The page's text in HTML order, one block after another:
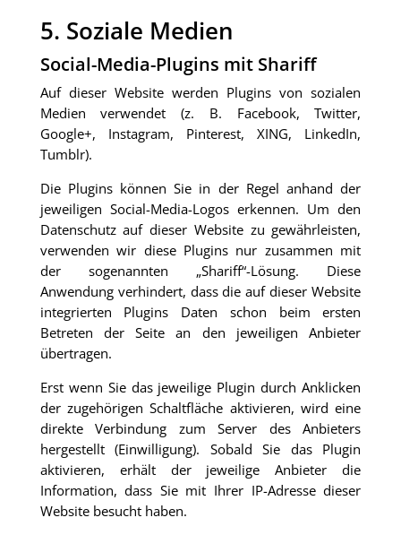
5. Soziale Medien
Social-Media-Plugins mit Shariff
Auf dieser Website werden Plugins von sozialen
Medien verwendet (z. B. Facebook, Twitter,
Google+, Instagram, Pinterest, XING, LinkedIn,
Tumblr).
Die Plugins können Sie in der Regel anhand der
jeweiligen Social-Media-Logos erkennen. Um den
Datenschutz auf dieser Website zu gewährleisten,
verwenden wir diese Plugins nur zusammen mit
der sogenannten „Shariff“-Lösung. Diese
Anwendung verhindert, dass die auf dieser Website
integrierten Plugins Daten schon beim ersten
Betreten der Seite an den jeweiligen Anbieter
übertragen.
Erst wenn Sie das jeweilige Plugin durch Anklicken
der zugehörigen Schaltfläche aktivieren, wird eine
direkte Verbindung zum Server des Anbieters
hergestellt (Einwilligung). Sobald Sie das Plugin
aktivieren, erhält der jeweilige Anbieter die
Information, dass Sie mit Ihrer IP-Adresse dieser
Website besucht haben.